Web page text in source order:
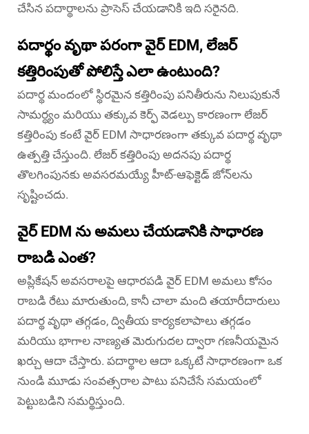
చేసిన పదార్థాలను ప్రాసెస్ చేయడానికి ఇది సరైనది.
పదార్థం వృథా పరంగా వైర్ EDM, లేజర్
కత్తిరింపుతో పోలిస్తే ఎలా ఉంటుంది?
పదార్థ మందంలో స్థిరమైన కత్తిరింపు పనితీరును నిలుపుకునే
సామర్ధ్యం మరియు తక్కువ కెర్ఫ్ వెడల్పు కారణంగా లేజర్
కత్తిరింపు కంటే వైర్ EDM సాధారణంగా తక్కువ పదార్థ వృథా
ఉత్పత్తి చేస్తుంది. లేజర్ కత్తిరింపు అదనపు పదార్థ
తొలగింపునకు అవసరమయ్యే హీట్-ఆఫెక్టెడ్ జోన్‌లను
సృష్టించదు.
వైర్ EDM ను అమలు చేయడానికి సాధారణ
రాబడి ఎంత?
అప్లికేషన్ అవసరాలపై ఆధారపడి వైర్ EDM అమలు కోసం
రాబడి రేటు మారుతుంది, కానీ చాలా మంది తయారీదారులు
పదార్థ వృథా తగ్గడం, ద్వితీయ కార్యకలాపాలు తగ్గడం
మరియు భాగాల నాణ్యత మెరుగుదల ద్వారా గణనీయమైన
ఖర్చు ఆదా చేస్తారు. పదార్థాల ఆదా ఒక్కటే సాధారణంగా ఒక
నుండి మూడు సంవత్సరాల పాటు పనిచేసే సమయంలో
పెట్టుబడిని సమర్థిస్తుంది.